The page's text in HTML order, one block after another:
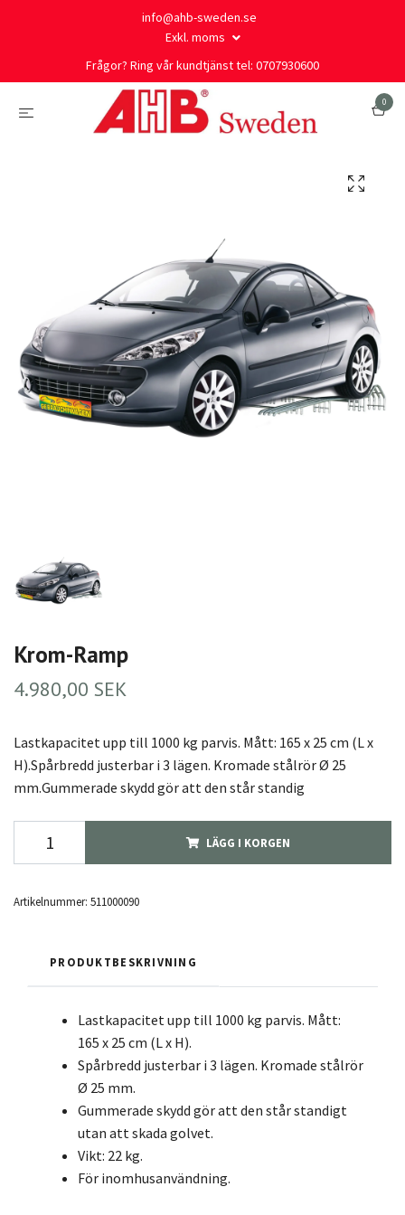
info@ahb-sweden.se
Exkl. moms
Frågor? Ring vår kundtjänst tel: 0707930600
0
Krom-Ramp
4.980,00 SEK
Lastkapacitet upp till 1000 kg parvis. Mått: 165 x 25 cm (L x
H).Spårbredd justerbar i 3 lägen. Kromade stålrör Ø 25
mm.Gummerade skydd gör att den står standig
LÄGG I KORGEN
Artikelnummer: 511000090
PRODUKTBESKRIVNING
Lastkapacitet upp till 1000 kg parvis. Mått:
165 x 25 cm (L x H).
Spårbredd justerbar i 3 lägen. Kromade stålrör
Ø 25 mm.
Gummerade skydd gör att den står standigt
utan att skada golvet.
Vikt: 22 kg.
För inomhusanvändning.